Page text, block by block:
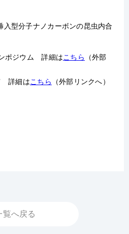
入型分子ナノカーボンの昆虫内合
ポジウム 詳細はこちら
（外部
詳細はこちら （外部リンクへ）
覧へ戻る